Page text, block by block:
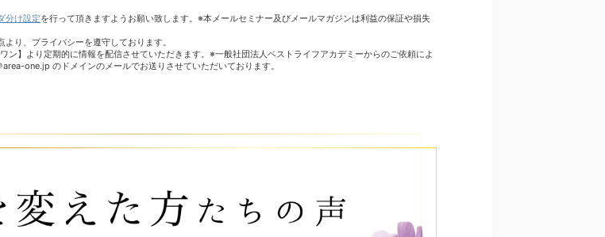
分け設定を行って頂きますようお願い致します。※本メールセミナー及びメールマガジンは利益の保証や損失
り、プライバシーを遵守しております。
】より定期的に情報を配信させていただきます。※一般社団法人ベストライフアカデミーからのご依頼によ
one.jp のドメインのメールでお送りさせていただいております。